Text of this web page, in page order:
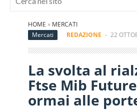
HOME » MERCATI
Mercati
REDAZIONE - 22
La svolta al
Ftse Mib
ormai alle